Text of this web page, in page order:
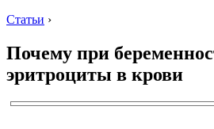
Статьи ›
Почему при
эритроциты в крови